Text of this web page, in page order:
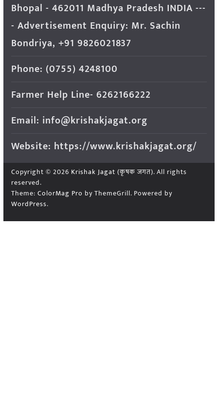
Bhopal - 462011 Madhya Pradesh INDIA ---
- Advertisement Enquiry: Mr. Sachin
Bondriya, +91 9826021837
Phone: (0755) 4248100
Farmer Help Line- 6262166222
Email: info@krishakjagat.org
Website: https://www.krishakjagat.org/
Copyright © 2026 Krishak Jagat (कृषक जगत). All rights
reserved.
Theme: ColorMag Pro by ThemeGrill. Powered by
WordPress.